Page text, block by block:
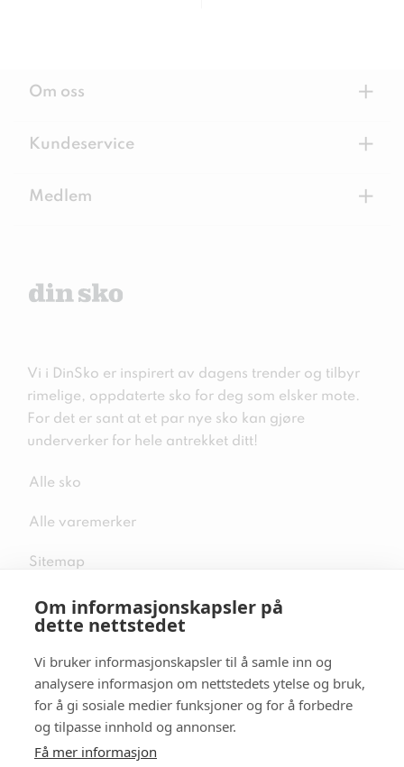
Om informasjonskapsler på
dette nettstedet
Vi bruker informasjonskapsler til å samle inn og
analysere informasjon om nettstedets ytelse og bruk,
for å gi sosiale medier funksjoner og for å forbedre
og tilpasse innhold og annonser.
Få mer informasjon
Om oss +
Kundeservice +
Medlem +
Vi i DinSko er inspirert av dagens trender og tilbyr
rimelige, oppdaterte sko for deg som elsker mote.
For det er sant at et par nye sko kan gjøre
underverker for hele antrekket ditt!
Alle sko
Alle varemerker
Sitemap
Følg oss i sosiale medier